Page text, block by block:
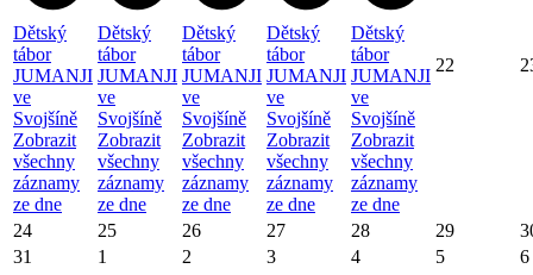
Dětský
tábor
JUMANJI
ve
Svojšíně
Zobrazit
všechny
záznamy
ze dne
Dětský
tábor
JUMANJI
ve
Svojšíně
Zobrazit
všechny
záznamy
ze dne
Dětský
tábor
JUMANJI
ve
Svojšíně
Zobrazit
všechny
záznamy
ze dne
Dětský
tábor
JUMANJI
ve
Svojšíně
Zobrazit
všechny
záznamy
ze dne
Dětský
tábor
JUMANJI
ve
Svojšíně
Zobrazit
všechny
záznamy
ze dne
22
24 25 26 27 28 29
31
1 2 3 4 5 6